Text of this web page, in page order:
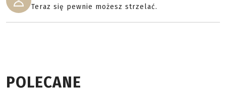
Teraz się pewnie możesz strzelać.
POLECANE